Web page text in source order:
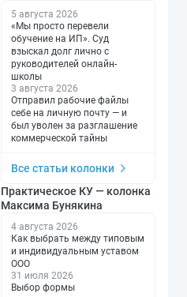
5 августа 2026
«Мы просто перевели
обучение на ИП». Суд
взыскал долг лично с
руководителей онлайн-
школы
3 августа 2026
Отправил рабочие файлы
себе на личную почту — и
был уволен за разглашение
коммерческой тайны
Все статьи колонки
Практическое КУ — колонка
Максима Бунякина
4 августа 2026
Как выбрать между типовым
и индивидуальным уставом
ООО
31 июля 2026
Выбор формы